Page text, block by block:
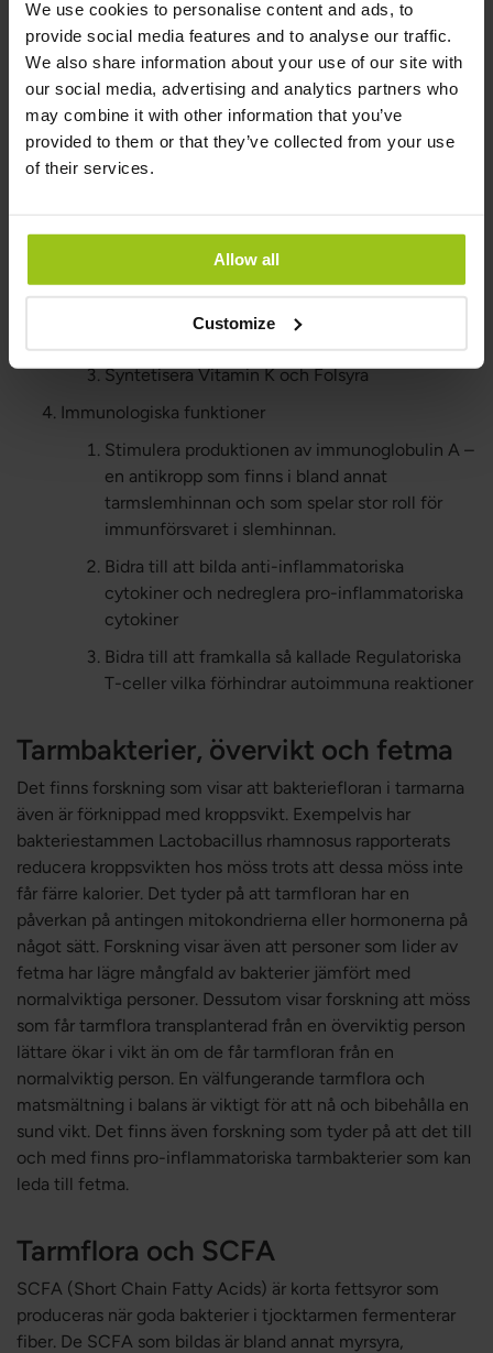
We use cookies to personalise content and ads, to
provide social media features and to analyse our traffic.
We also share information about your use of our site with
our social media, advertising and analytics partners who
may combine it with other information that you’ve
provided to them or that they’ve collected from your use
of their services.
Allow all
Customize
De nyttiga bakterierna i tarmen har flera viktiga funktioner
och vi skulle inte överleva utan dem. De viktigaste
funktionerna är:
Motverka att skadliga bakterier eller andra patogena
mikroorganismer som svamp och virus förökar sig
Metaboliska funktioner
Producera korta fettsyror, så kallade SCFA
Producera arginin och glutamin
Syntetisera Vitamin K och Folsyra
Immunologiska funktioner
Stimulera produktionen av immunoglobulin A –
en antikropp som finns i bland annat
tarmslemhinnan och som spelar stor roll för
immunförsvaret i slemhinnan.
Bidra till att bilda anti-inflammatoriska
cytokiner och nedreglera pro-inflammatoriska
cytokiner
Bidra till att framkalla så kallade Regulatoriska
T-celler vilka förhindrar autoimmuna reaktioner
Tarmbakterier, övervikt och fetma
Det finns forskning som visar att bakteriefloran i tarmarna
även är förknippad med kroppsvikt. Exempelvis har
bakteriestammen Lactobacillus rhamnosus rapporterats
reducera kroppsvikten hos möss trots att dessa möss inte
får färre kalorier. Det tyder på att tarmfloran har en
påverkan på antingen mitokondrierna eller hormonerna på
något sätt. Forskning visar även att personer som lider av
fetma har lägre mångfald av bakterier jämfört med
normalviktiga personer. Dessutom visar forskning att möss
som får tarmflora transplanterad från en överviktig person
lättare ökar i vikt än om de får tarmfloran från en
normalviktig person. En välfungerande tarmflora och
matsmältning i balans är viktigt för att nå och bibehålla en
sund vikt. Det finns även forskning som tyder på att det till
och med finns pro-inflammatoriska tarmbakterier som kan
leda till fetma.
Tarmflora och SCFA
SCFA (Short Chain Fatty Acids) är korta fettsyror som
produceras när goda bakterier i tjocktarmen fermenterar
fiber. De SCFA som bildas är bland annat myrsyra,